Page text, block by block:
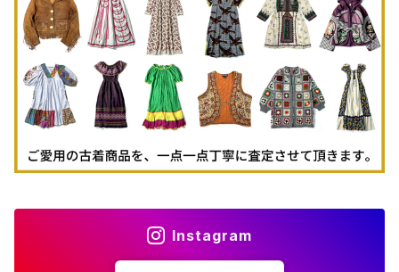
古着パーカー
古着タンクトップ
Instagram